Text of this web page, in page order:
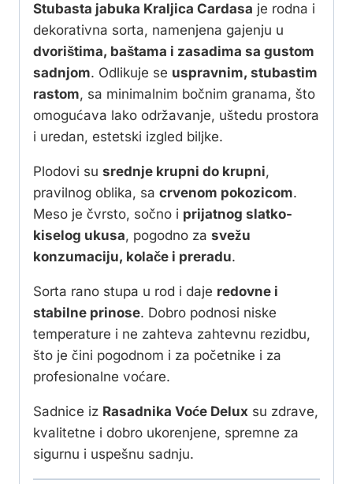
Stubasta jabuka Kraljica Cardasa je rodna i
dekorativna sorta, namenjena gajenju u
dvorištima, baštama i zasadima sa gustom
sadnjom. Odlikuje se uspravnim, stubastim
rastom, sa minimalnim bočnim granama, što
omogućava lako održavanje, uštedu prostora
i uredan, estetski izgled biljke.
Plodovi su srednje krupni do krupni,
pravilnog oblika, sa crvenom pokozicom.
Meso je čvrsto, sočno i prijatnog slatko-
kiselog ukusa, pogodno za svežu
konzumaciju, kolače i preradu.
Sorta rano stupa u rod i daje redovne i
stabilne prinose. Dobro podnosi niske
temperature i ne zahteva zahtevnu rezidbu,
što je čini pogodnom i za početnike i za
profesionalne voćare.
Sadnice iz Rasadnika Voće Delux su zdrave,
kvalitetne i dobro ukorenjene, spremne za
sigurnu i uspešnu sadnju.